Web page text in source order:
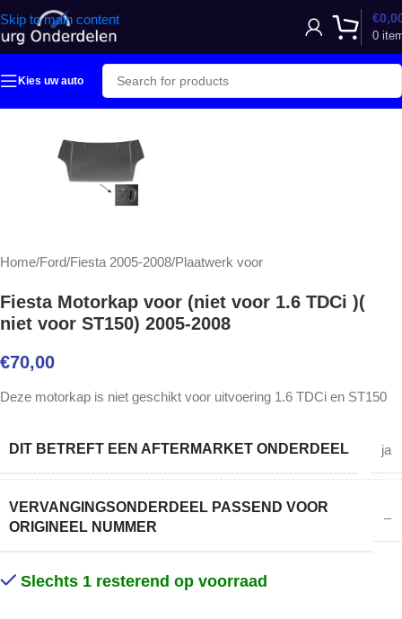
Skip to main content
0
€
Kies uw auto
Home/Ford/Fiesta 2005-2008/Plaatwerk voor
Fiesta Motorkap voor (niet voor 1.6 TDCi )(
niet voor ST150) 2005-2008
€70,00
Deze motorkap is niet geschikt voor uitvoering 1.6 TDCi en ST150
DIT BETREFT EEN AFTERMARKET ONDERDEEL ja
VERVANGINGSONDERDEEL PASSEND VOOR
ORIGINEEL NUMMER
–
Slechts 1 resterend op voorraad